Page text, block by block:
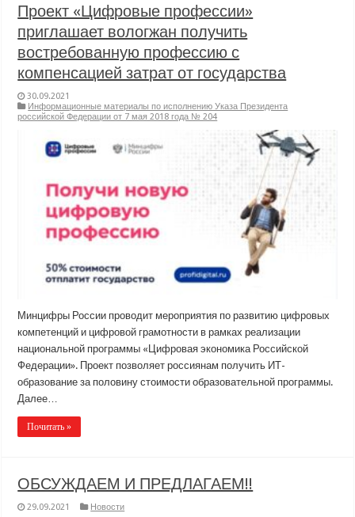
Проект «Цифровые профессии»
приглашает вологжан получить
востребованную профессию с
компенсацией затрат от государства
30.09.2021
Информационные материалы по исполнению Указа Президента
российской Федерации от 7 мая 2018 года № 204
Минцифры России проводит мероприятия по развитию цифровых
компетенций и цифровой грамотности в рамках реализации
национальной программы «Цифровая экономика Российской
Федерации». Проект позволяет россиянам получить ИТ-
образование за половину стоимости образовательной программы.
Далее…
Почитать »
ОБСУЖДАЕМ И ПРЕДЛАГАЕМ!!
29.09.2021 Новости